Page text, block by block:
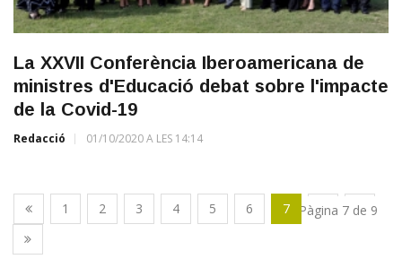
La XXVII Conferència Iberoamericana de
ministres d'Educació debat sobre l'impacte
de la Covid-19
Redacció 01/10/2020 A LES 14:14
1 2 3 4 5 6 7 8 9
Pàgina 7 de 9